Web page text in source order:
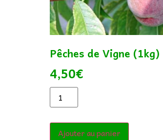
Pêches de Vigne (1kg)
4,50€
Ajouter au panier